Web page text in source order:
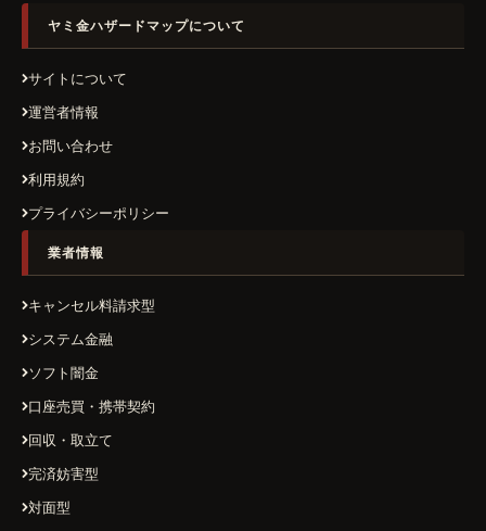
ヤミ金ハザードマップについて
サイトについて
運営者情報
お問い合わせ
利用規約
プライバシーポリシー
業者情報
キャンセル料請求型
システム金融
ソフト闇金
口座売買・携帯契約
回収・取立て
完済妨害型
対面型